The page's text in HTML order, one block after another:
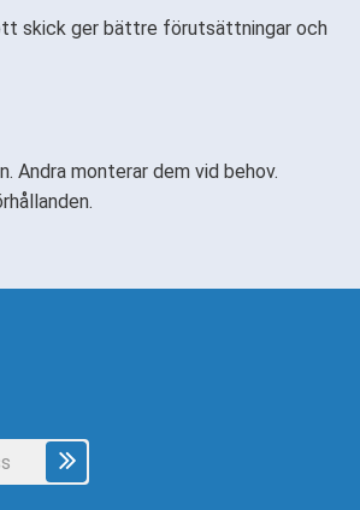
skick ger bättre förutsättningar och
Andra monterar dem vid behov.